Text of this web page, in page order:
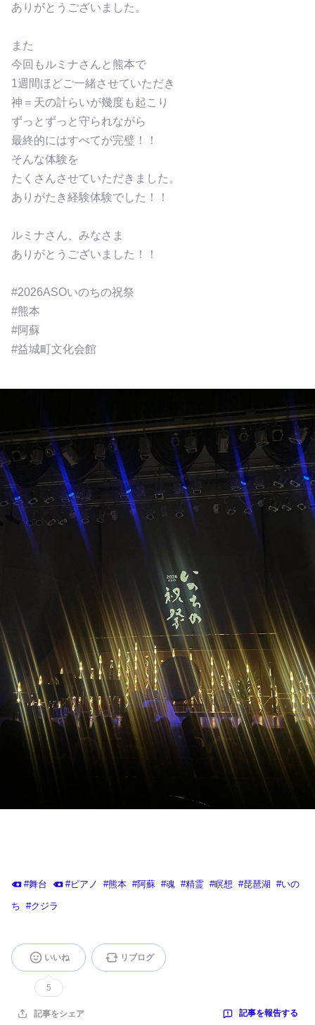
ありがとうございました。
また
今回もルミナさんと熊本で
1週間ほどご一緒させていただき
神＝天の計らいが幾度も起こり
ずっとずっと守られながら
最終的にはすべてが完璧！！
そんな体験を
たくさんさせていただきました。
ありがたき経験体験でした！！
ルミナさん、みなさま
ありがとうございました！！
#2026ASOいのちの祝祭
#熊本
#阿蘇
#益城町文化会館
#舞台 #ピアノ #熊本 #阿蘇 #魂 #精霊 #瞑想 #琵琶湖 #いの
ち #クジラ
いいね
5
リブログ
記事をシェア 記事を報告する